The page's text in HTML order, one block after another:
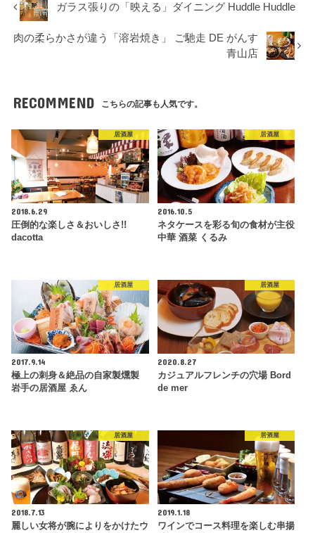
ガラス張りの「映える」ダイニング Huddle Huddle
肉の柔らかさが違う「溶岩焼き」 ご馳走 DE がんす
青山店
RECOMMEND こちらの記事も人気です。
居酒屋
2018.6.29
圧倒的な楽しさ＆おいしさ!!
dacotta
居酒屋
2016.10.5
ネタケースを彩る旬の食材が主役
中華 酒菜 くるみ
居酒屋
2017.9.14
極上の刺身＆絶品の自家製燻製
岩手の居酒屋 ゑん
居酒屋
2020.8.27
カジュアルフレンチの穴場 Bord
de mer
居酒屋
2018.7.13
麗しい女将が腕によりをかけたウ
居酒屋
2019.1.18
ワインでコース料理を楽しむ串揚